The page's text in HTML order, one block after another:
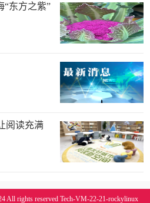
“东方之紫”
阅读充满
All rights reserved Tech-VM-22-21-rockylinux